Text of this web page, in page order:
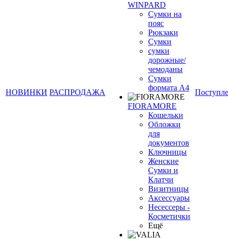
НОВИНКИ РАСПРОДАЖА
WINPARD
Сумки на
пояс
Рюкзаки
Сумки
сумки
дорожные/
чемоданы
Сумки
формата А4
FIORAMORE
Кошельки
Обложки
для
документов
Ключницы
Женские
Сумки и
Клатчи
Визитницы
Аксессуары
Несессеры -
Косметички
Ещё